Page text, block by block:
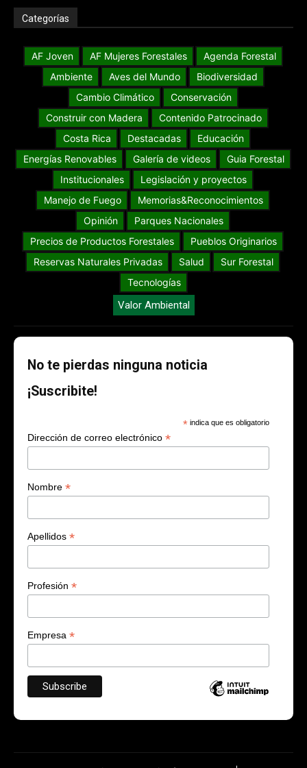
Categorías
AF Joven AF Mujeres Forestales
Agenda Forestal
Ambiente
Aves del Mundo
Biodiversidad
Cambio Climático
Conservación
Construir con Madera
Contenido Patrocinado
Costa Rica
Destacadas
Educación
Energías Renovables
Galería de videos
Guia Forestal
Institucionales
Legislación y proyectos
Manejo de Fuego
Memorias&Reconocimientos
Opinión
Parques Nacionales
Precios de Productos Forestales
Pueblos Originarios
Reservas Naturales Privadas
Salud
Sur Forestal
Tecnologías
Valor Ambiental
No te pierdas ninguna noticia
¡Suscribite!
* indica que es obligatorio
Dirección de correo electrónico *
Nombre *
Apellidos *
Profesión *
Empresa *